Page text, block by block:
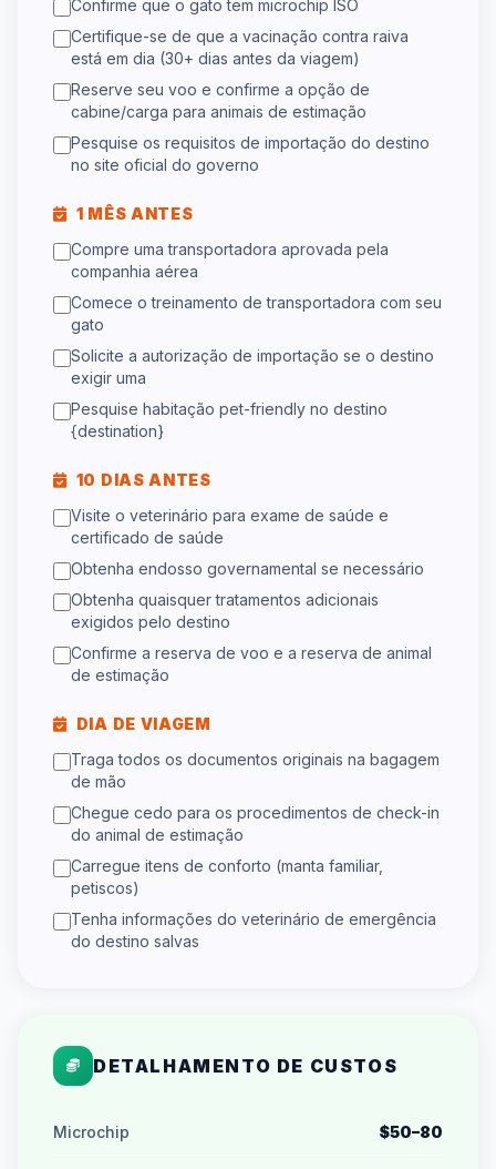
Confirme que o gato tem microchip ISO
Certifique-se de que a vacinação contra raiva
está em dia (30+ dias antes da viagem)
Reserve seu voo e confirme a opção de
cabine/carga para animais de estimação
Pesquise os requisitos de importação do destino
no site oficial do governo
1 MÊS ANTES
Compre uma transportadora aprovada pela
companhia aérea
Comece o treinamento de transportadora com seu
gato
Solicite a autorização de importação se o destino
exigir uma
Pesquise habitação pet-friendly no destino
{destination}
10 DIAS ANTES
Visite o veterinário para exame de saúde e
certificado de saúde
Obtenha endosso governamental se necessário
Obtenha quaisquer tratamentos adicionais
exigidos pelo destino
Confirme a reserva de voo e a reserva de animal
de estimação
DIA DE VIAGEM
Traga todos os documentos originais na bagagem
de mão
Chegue cedo para os procedimentos de check-in
do animal de estimação
Carregue itens de conforto (manta familiar,
petiscos)
Tenha informações do veterinário de emergência
do destino salvas
DETALHAMENTO DE CUSTOS
Microchip $50–80